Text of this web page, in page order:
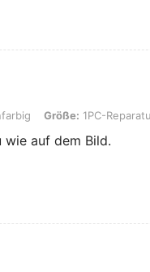
Größe: 1PC-
Größe: 1PC-
wie auf dem Bild.